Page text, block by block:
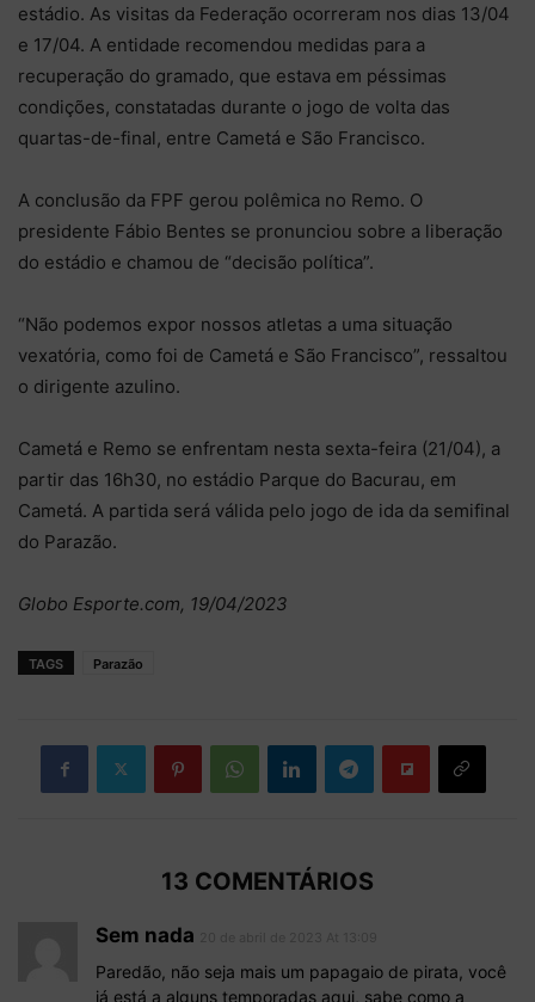
estádio. As visitas da Federação ocorreram nos dias 13/04
e 17/04. A entidade recomendou medidas para a
recuperação do gramado, que estava em péssimas
condições, constatadas durante o jogo de volta das
quartas-de-final, entre Cametá e São Francisco.
A conclusão da FPF gerou polêmica no Remo. O
presidente Fábio Bentes se pronunciou sobre a liberação
do estádio e chamou de “decisão política”.
“Não podemos expor nossos atletas a uma situação
vexatória, como foi de Cametá e São Francisco”, ressaltou
o dirigente azulino.
Cametá e Remo se enfrentam nesta sexta-feira (21/04), a
partir das 16h30, no estádio Parque do Bacurau, em
Cametá. A partida será válida pelo jogo de ida da semifinal
do Parazão.
Globo Esporte.com, 19/04/2023
TAGS Parazão
13 COMENTÁRIOS
Sem nada
Paredão, não seja mais um papagaio de pirata, você
já está a alguns temporadas aqui, sabe como a